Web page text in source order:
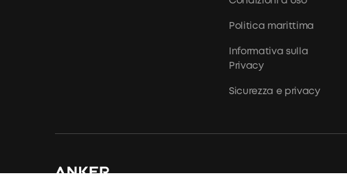
Politica marittima
Informativa sulla
Privacy
Sicurezza e privacy